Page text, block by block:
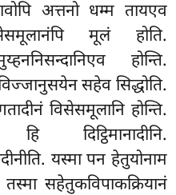
अत्तनो धम्म तायएव
मूलं होति.
होन्ति.
सहेव सिद्धोति.
विसेसमूलानि होन्ति.
दिट्ठिमानादीनि.
यस्मा पन हेतुयोनाम
सहेतुकविपाकक्रियानं